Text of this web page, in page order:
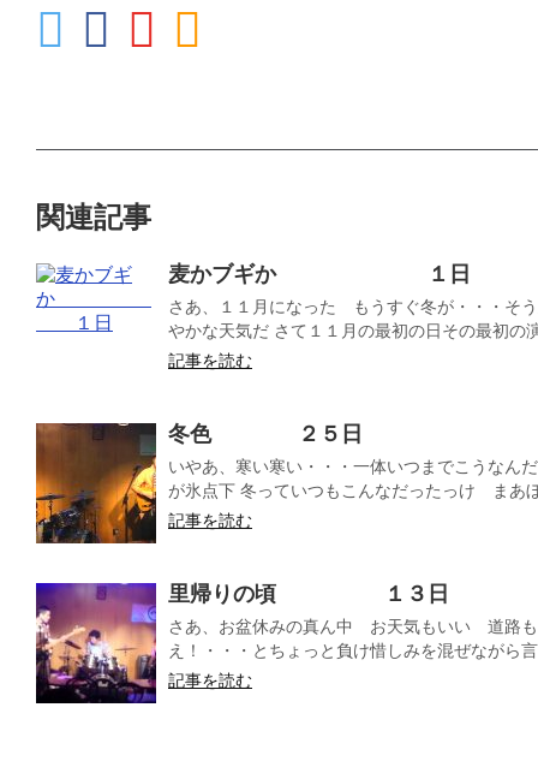
関連記事
麦かブギか １日
さあ、１１月になった もうすぐ冬が・・・そ
やかな天気だ さて１１月の最初の日その最初の
記事を読む
冬色 ２５日
いやあ、寒い寒い・・・一体いつまでこうなん
が氷点下 冬っていつもこんなだったっけ まあ
記事を読む
里帰りの頃 １３日
さあ、お盆休みの真ん中 お天気もいい 道路
え！・・・とちょっと負け惜しみを混ぜながら
記事を読む